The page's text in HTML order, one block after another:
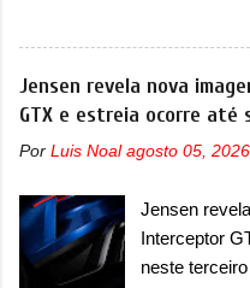
marca
informações
lançamento
termos de
aconteceu
sedã conta
compactos,
apresentou
novo
tiveram,
italiano tem
do Dune.
com uma
Jensen revela nova
GTX e estreia ocorre até
Por Luis Noal agosto 05, 2026
Jensen
Interceptor
neste